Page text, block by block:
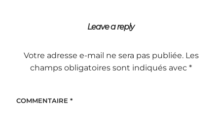
Leave a reply
Votre adresse e-mail ne sera pas publiée. Les
champs obligatoires sont indiqués avec*
COMMENTAIRE *